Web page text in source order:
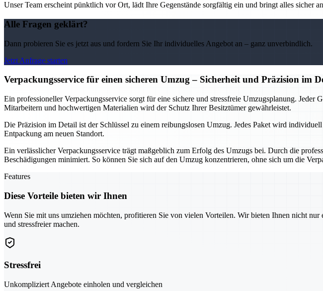
Unser Team erscheint pünktlich vor Ort, lädt Ihre Gegenstände sorgfältig ein und bringt alles sicher
Alle Fragen geklärt?
Dann probieren Sie es jetzt aus und fordern Sie Ihr individuelles Angebot an – ganz unverbindlich.
Jetzt Anfrage starten
Verpackungsservice für einen sicheren Umzug – Sicherheit und Präzision im
Ein professioneller Verpackungsservice sorgt für eine sichere und stressfreie Umzugsplanung.
Mitarbeitern und hochwertigen Materialien wird der Schutz Ihrer Besitztümer gewährleistet.
Die Präzision im Detail ist der Schlüssel zu einem reibungslosen Umzug. Jedes Paket wird
Entpackung am neuen Standort.
Ein verlässlicher Verpackungsservice trägt maßgeblich zum Erfolg des Umzugs bei. Durch die
Beschädigungen minimiert. So können Sie sich auf den Umzug konzentrieren, ohne sich um die
Features
Diese Vorteile bieten wir Ihnen
Wenn Sie mit uns umziehen möchten, profitieren Sie von vielen Vorteilen. Wir bieten Ihnen nicht
und stressfreier machen.
Stressfrei
Unkompliziert Angebote einholen und vergleichen